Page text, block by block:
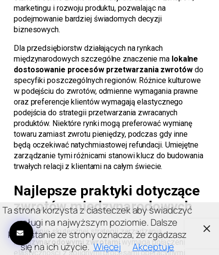
marketingu i rozwoju produktu, pozwalając na
podejmowanie bardziej świadomych decyzji
biznesowych.
Dla przedsiębiorstw działających na rynkach
międzynarodowych szczególne znaczenie ma lokalne
dostosowanie procesów przetwarzania zwrotówdo
specyfiki poszczególnych regionów. Różnice kulturowe
w podejściu do zwrotów, odmienne wymagania prawne
oraz preferencje klientów wymagają elastycznego
podejścia do strategii przetwarzania zwracanych
produktów. Niektóre rynki mogą preferować wymianę
towaru zamiast zwrotu pieniędzy, podczas gdy inne
będą oczekiwać natychmiastowej refundacji. Umiejętne
zarządzanie tymi różnicami stanowi klucz do budowania
trwałych relacji z klientami na całym świecie.
Najlepsze praktyki dotyczące
zwrotów międzynarodowych
Wdrożenie skutecznej strategii zarządzania
międzynarodowymi zwrotamiwymaga połączenia
elastyczności z solidnymi procesami operacyjnymi.
Ta strona korzysta z ciasteczek aby świadczyć
usługi na najwyższym poziomie. Dalsze
korzystanie ze strony oznacza, że zgadzasz
się na ich użycie. Więcej Akceptuje